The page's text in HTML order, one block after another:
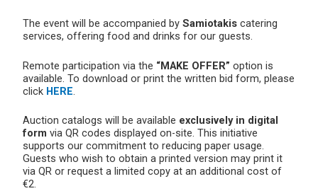
The event will be accompanied by Samiotakis catering
services, offering food and drinks for our guests.
Remote participation via the “MAKE OFFER” option is
available. To download or print the written bid form, please
click HERE.
Auction catalogs will be available exclusively in digital
form via QR codes displayed on-site. This initiative
supports our commitment to reducing paper usage.
Guests who wish to obtain a printed version may print it
via QR or request a limited copy at an additional cost of
€2.